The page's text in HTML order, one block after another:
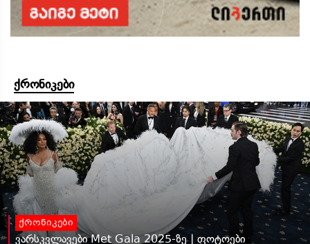
ქრონიკები
ქრონიკები
ვარსკვლავები Met Gala 2025-ზე | ფოტოები